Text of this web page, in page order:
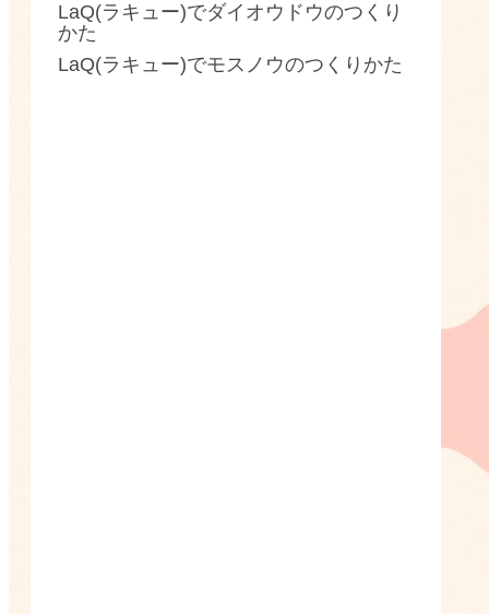
LaQ(ラキュー)でダイオウドウのつくり
かた
LaQ(ラキュー)でモスノウのつくりかた